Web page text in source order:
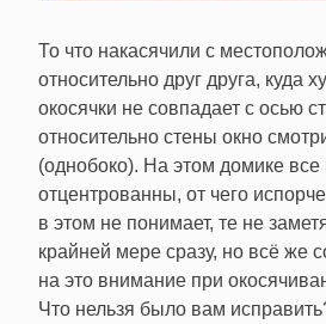
То что накасячили с
относительно друг друга, куда
окосячки не совпадает с осью
относительно стены окно
(однобоко). На этом домике
отцентрованны, от чего
в этом не понимает, те не
крайней мере сразу, но всё же
на это внимание при
Что нельзя было вам